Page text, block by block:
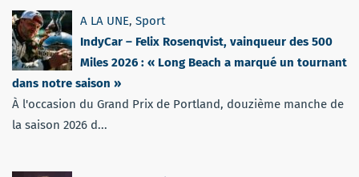
A LA UNE, Sport
IndyCar – Felix Rosenqvist, vainqueur des 500
Miles 2026 : « Long Beach a marqué un tournant
dans notre saison »
À l'occasion du Grand Prix de Portland, douzième manche de
la saison 2026 d...